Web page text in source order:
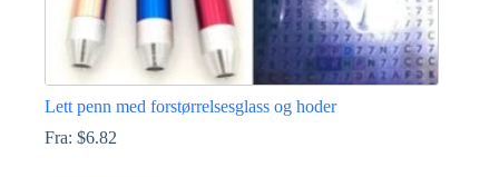
Lett penn med forstørrelsesglass og hoder
Fra: $6.82